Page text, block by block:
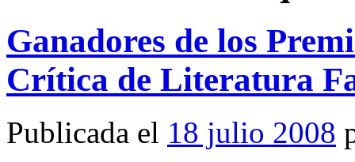
Ganadores de los
Crítica de Literatura
Publicada el 18 julio 2008